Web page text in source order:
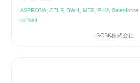
ASPROVA, CELF, DWH, MES, PLM,
rePoint
SCSK株式会社